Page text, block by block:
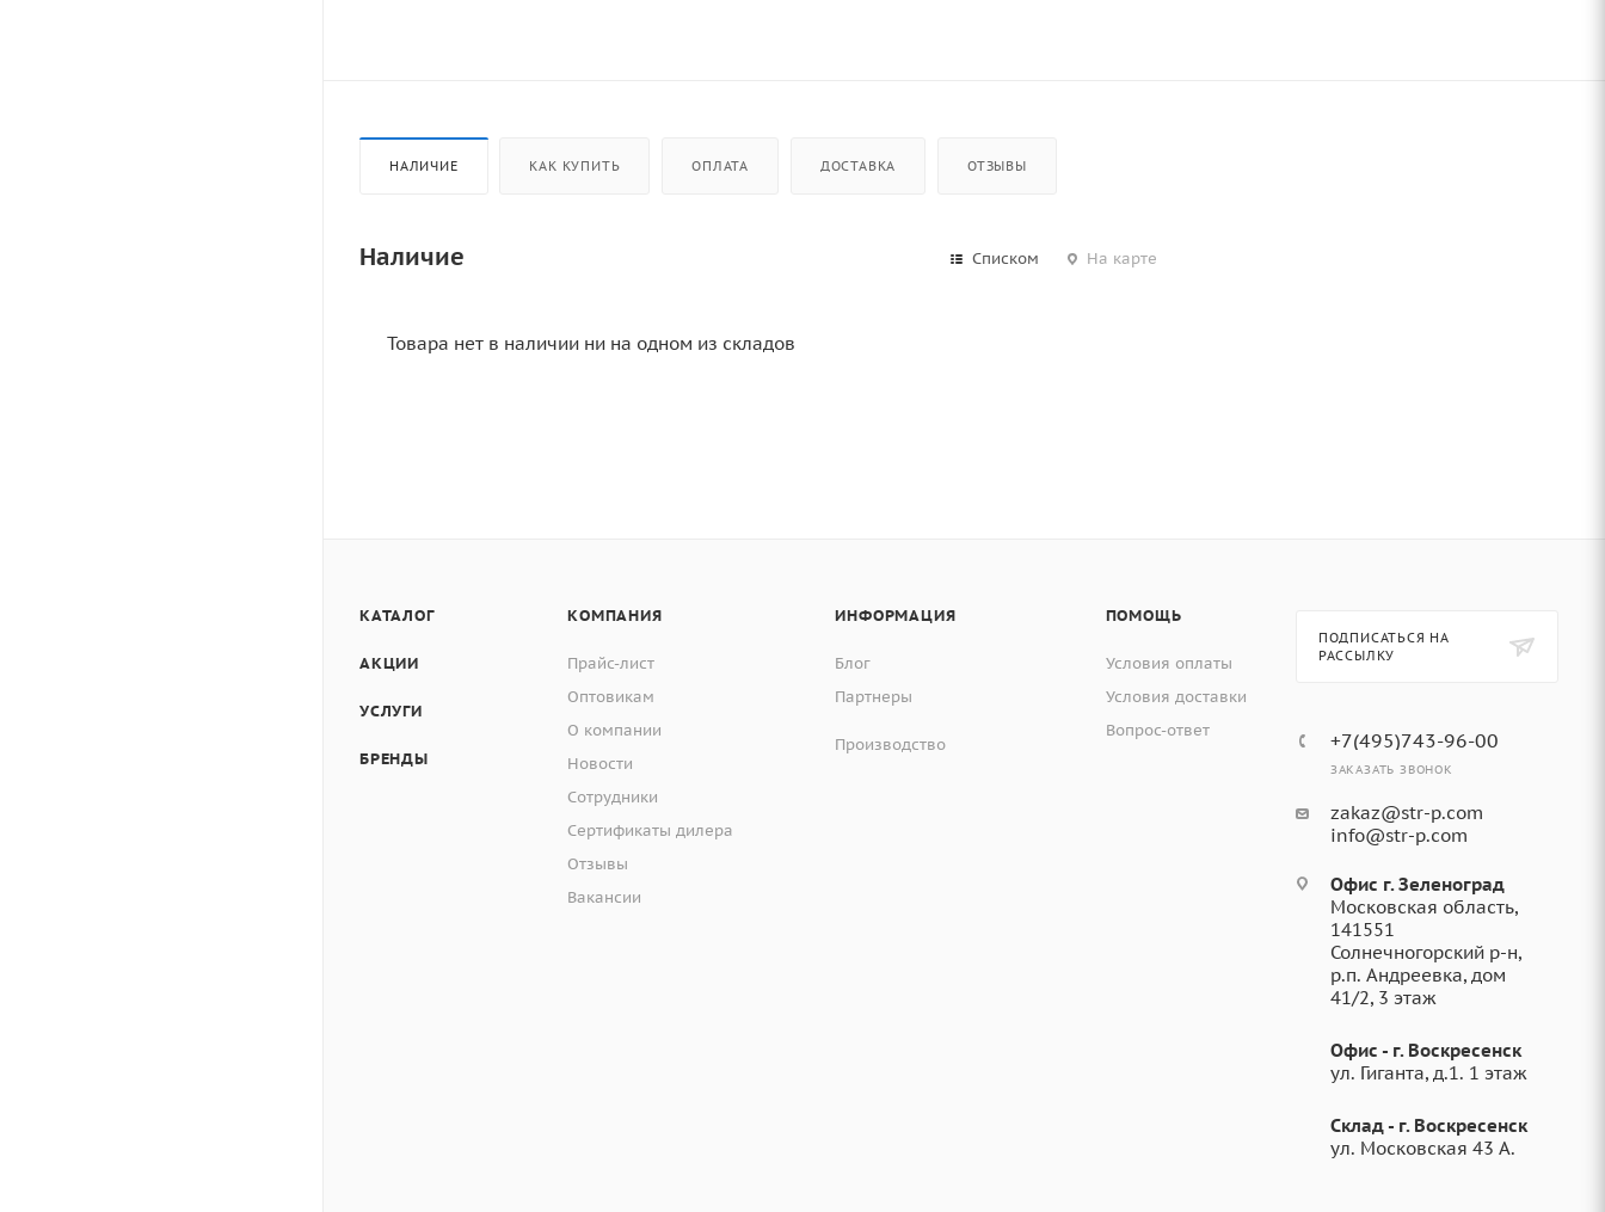
НАЛИЧИЕ КАК КУПИТЬ ОПЛАТА ДОСТАВКА ОТЗЫВЫ
Наличие Списком На карте
Товара нет в наличии ни на одном из складов
КАТАЛОГ
АКЦИИ
УСЛУГИ
БРЕНДЫ
КОМПАНИЯ
Прайс-лист
Оптовикам
О компании
Новости
Сотрудники
Сертификаты дилера
Отзывы
Вакансии
ИНФОРМАЦИЯ
Блог
Партнеры
Производство
ПОМОЩЬ
Условия оплаты
Условия доставки
Вопрос-ответ
ПОДПИСАТЬСЯ НА
РАССЫЛКУ
+7(495)743-96-00
ЗАКАЗАТЬ ЗВОНОК
zakaz@str-p.com
info@str-p.com
Офис г. Зеленоград
Московская область,
141551
Солнечногорский р-н,
р.п. Андреевка, дом
41/2, 3 этаж
Офис - г. Воскресенск
ул. Гиганта, д.1. 1 этаж
Склад - г. Воскресенск
ул. Московская 43 А.